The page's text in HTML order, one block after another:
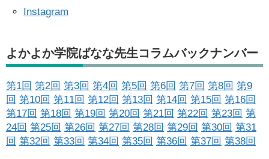
Instagram
よかよか学院ばなな先生コラムバックナンバー
第1回 第2回 第3回 第4回 第5回 第6回 第7回 第8回 第9
回 第10回 第11回 第12回 第13回 第14回 第15回 第16回
第17回 第18回 第19回 第20回 第21回 第22回 第23回 第
24回 第25回 第26回 第27回 第28回 第29回 第30回 第31
回 第32回 第33回 第34回 第35回 第36回 第37回 第38回